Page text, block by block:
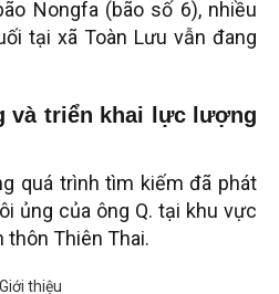
Nongfa (bão số 6), nhiều
tại xã Toàn Lưu vẫn đang
và triển khai lực lượng
quá trình tìm kiếm đã phát
ủng của ông Q. tại khu vực
thôn Thiên Thai.